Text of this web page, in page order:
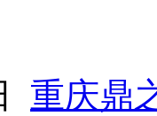
重庆鼎